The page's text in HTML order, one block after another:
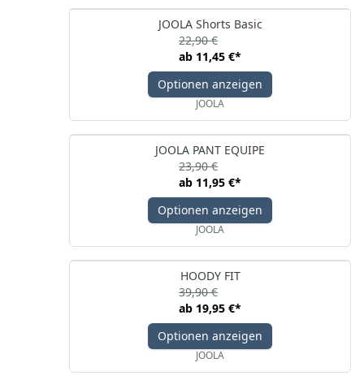
JOOLA Shorts Basic
ab 11,45 €*
22,90 €
Optionen anzeigen
JOOLA
JOOLA PANT EQUIPE
ab 11,95 €*
23,90 €
Optionen anzeigen
JOOLA
HOODY FIT
ab 19,95 €*
39,90 €
Optionen anzeigen
JOOLA